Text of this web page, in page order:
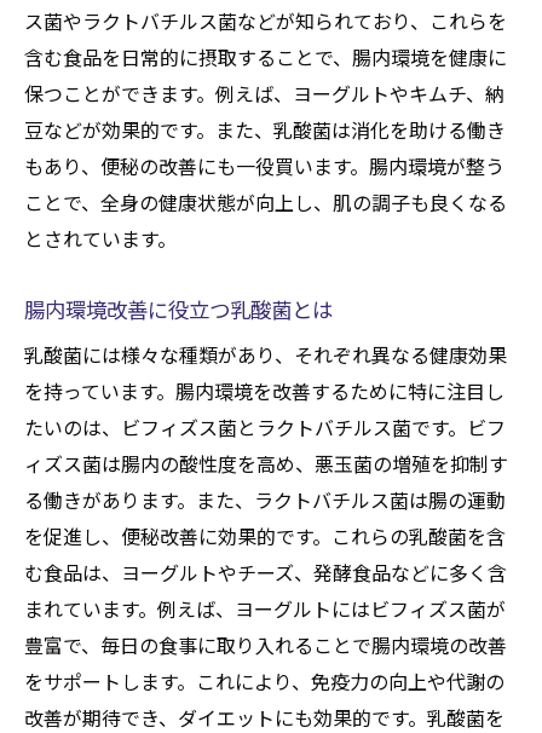
ス菌やラクトバチルス菌などが知られており、これらを
含む食品を日常的に摂取することで、腸内環境を健康に
保つことができます。例えば、ヨーグルトやキムチ、納
豆などが効果的です。また、乳酸菌は消化を助ける働き
もあり、便秘の改善にも一役買います。腸内環境が整う
ことで、全身の健康状態が向上し、肌の調子も良くなる
とされています。
腸内環境改善に役立つ乳酸菌とは
乳酸菌には様々な種類があり、それぞれ異なる健康効果
を持っています。腸内環境を改善するために特に注目し
たいのは、ビフィズス菌とラクトバチルス菌です。ビフ
ィズス菌は腸内の酸性度を高め、悪玉菌の増殖を抑制す
る働きがあります。また、ラクトバチルス菌は腸の運動
を促進し、便秘改善に効果的です。これらの乳酸菌を含
む食品は、ヨーグルトやチーズ、発酵食品などに多く含
まれています。例えば、ヨーグルトにはビフィズス菌が
豊富で、毎日の食事に取り入れることで腸内環境の改善
をサポートします。これにより、免疫力の向上や代謝の
改善が期待でき、ダイエットにも効果的です。乳酸菌を